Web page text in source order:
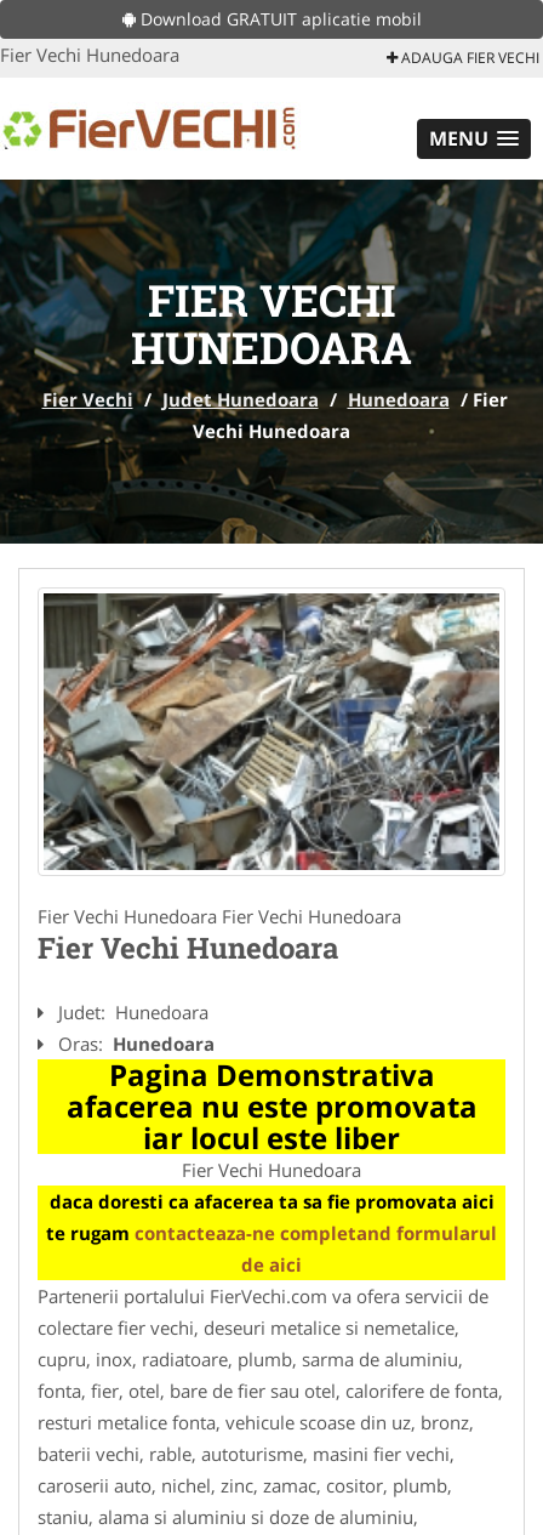
Download GRATUIT aplicatie mobil
Fier Vechi Hunedoara ADAUGA FIER VECHI
MENU
FIER VECHI
HUNEDOARA
Fier Vechi / Judet Hunedoara / Hunedoara / Fier
Vechi Hunedoara
Fier Vechi Hunedoara Fier Vechi Hunedoara
Fier Vechi Hunedoara
Judet: Hunedoara
Oras: Hunedoara
Pagina Demonstrativa
afacerea nu este promovata
iar locul este liber
Fier Vechi Hunedoara
daca doresti ca afacerea ta sa fie promovata aici
te rugam contacteaza-ne completand formularul
de aici
Partenerii portalului FierVechi.com va ofera servicii de
colectare fier vechi, deseuri metalice si nemetalice,
cupru, inox, radiatoare, plumb, sarma de aluminiu,
fonta, fier, otel, bare de fier sau otel, calorifere de fonta,
resturi metalice fonta, vehicule scoase din uz, bronz,
baterii vechi, rable, autoturisme, masini fier vechi,
caroserii auto, nichel, zinc, zamac, cositor, plumb,
staniu, alama si aluminiu si doze de aluminiu,